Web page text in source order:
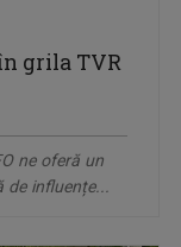
grila TVR
ne oferă un
influențe...